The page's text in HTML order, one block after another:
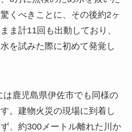
くべきことに、その後約2ヶ
ま計11回も出動しており、
を試みた際に初めて発覚し
は鹿児島県伊佐市でも同様の
。建物火災の現場に到着し
、約300メートル離れた川か